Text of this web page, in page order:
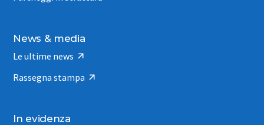
News & media
Le ultime news
Rassegna stampa
In evidenza